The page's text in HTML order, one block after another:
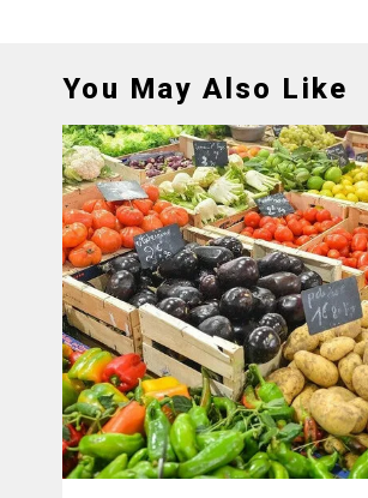
You May Also Like